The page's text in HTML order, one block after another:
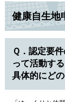
健康自生地
Ｑ．認定要
って活動す
具体的にど